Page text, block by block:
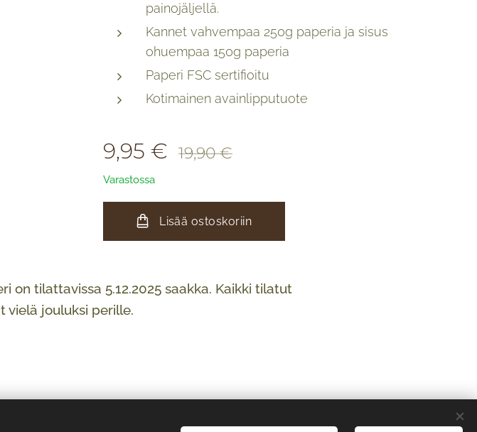
painojäljellä.
Kannet vahvempaa 250g paperia ja sisus
ohuempaa 150g paperia
Paperi FSC sertifioitu
Kotimainen avainlipputuote
9,95 € 19,90€
Varastossa
Lisää ostoskoriin
on tilattavissa 5.12.2025 saakka. Kaikki tilatut
vielä jouluksi perille.